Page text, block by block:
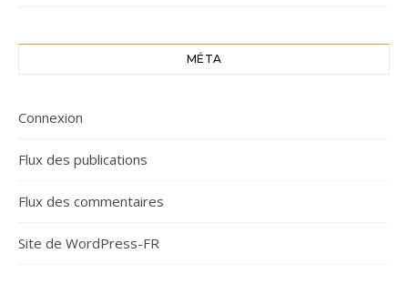
MÉTA
Connexion
Flux des publications
Flux des commentaires
Site de WordPress-FR